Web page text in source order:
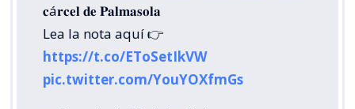
𝐜á𝐫𝐜𝐞𝐥 𝐝𝐞 𝐏𝐚𝐥𝐦𝐚𝐬𝐨𝐥𝐚
Lea la nota aquí 👉
https://t.co/EToSetIkVW
pic.twitter.com/YouYOXfmGs